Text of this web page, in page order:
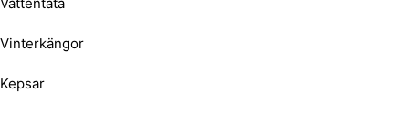
Vattentäta
Vinterkängor
Kepsar